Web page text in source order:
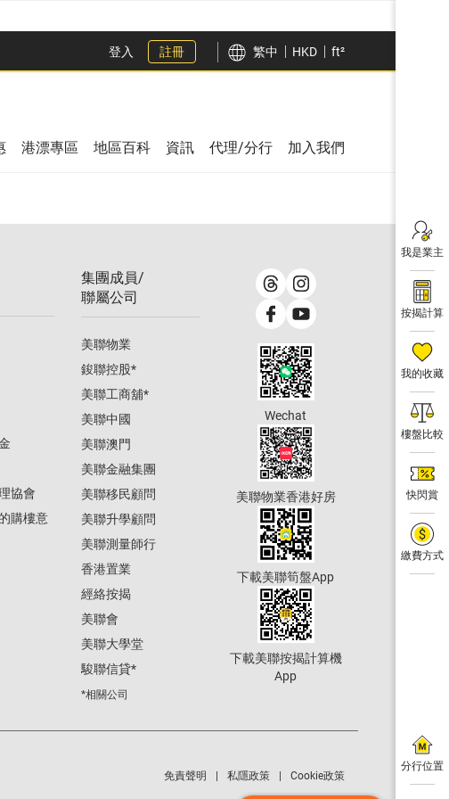
登入 註冊 繁中 HKD ft²
我是業主
按揭計算
我的收藏
樓盤比較
快閃賞
繳費方式
分行位置
港漂專區 地區百科 資訊 代理/分行 加入我們
協會
購樓意
集團成員/
聯屬公司
美聯物業
鋑聯控股*
美聯工商舖*
美聯中國
美聯澳門
美聯金融集團
美聯移民顧問
美聯升學顧問
美聯測量師行
香港置業
經絡按揭
美聯會
美聯大學堂
駿聯信貸*
*相關公司
Wechat
美聯物業香港好房
下載美聯筍盤App
下載美聯按揭計算機
App
免責聲明 私隱政策 Cookie政策